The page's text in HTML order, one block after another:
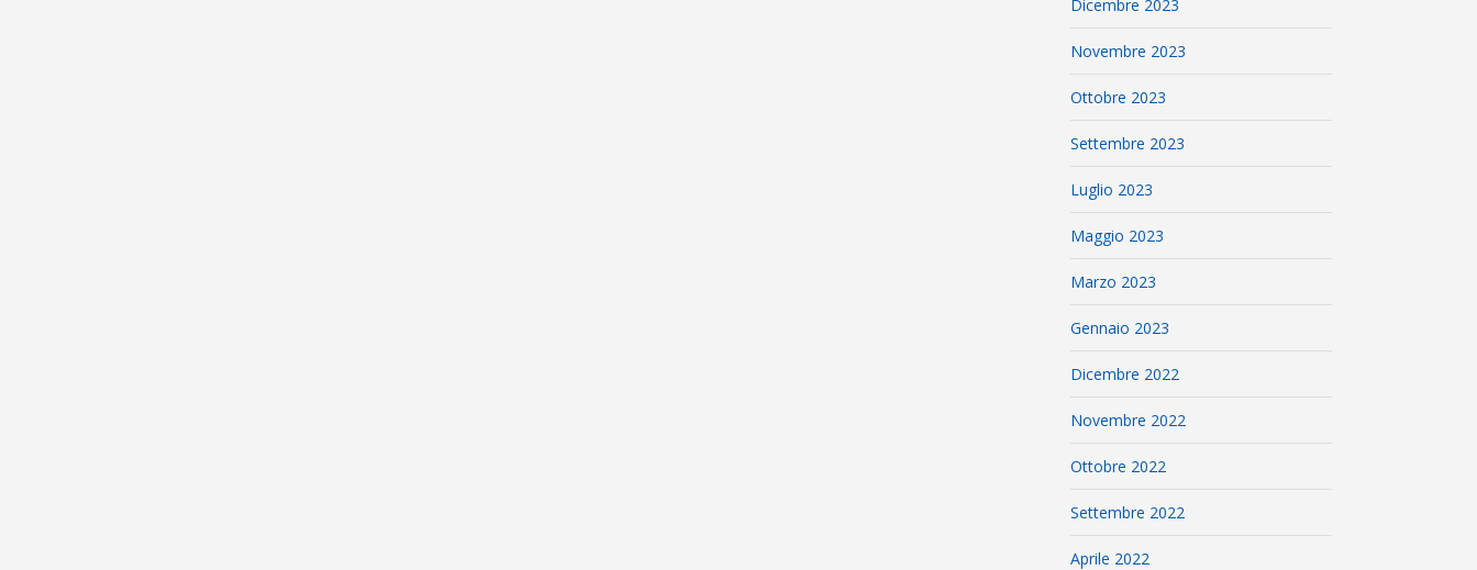
Dicembre 2023
Novembre 2023
Ottobre 2023
Settembre 2023
Luglio 2023
Maggio 2023
Marzo 2023
Gennaio 2023
Dicembre 2022
Novembre 2022
Ottobre 2022
Settembre 2022
Aprile 2022